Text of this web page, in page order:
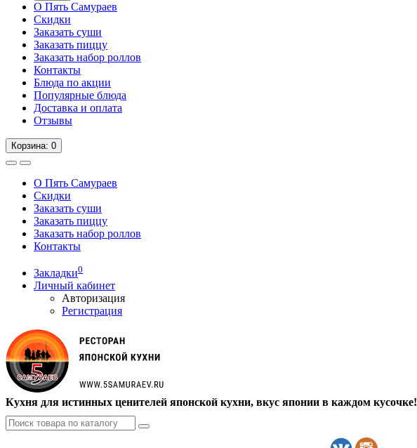
О Пять Самураев
Скидки
Заказать суши
Заказать пиццу
Заказать набор роллов
Контакты
Блюда по акции
Популярные блюда
Доставка и оплата
Отзывы
Корзина: 0
О Пять Самураев
Скидки
Заказать суши
Заказать пиццу
Заказать набор роллов
Контакты
Закладки0
Личный кабинет
Авторизация
Регистрация
Кухня для истинных ценителей японской кухни, вкус японии в каждом кусочке!